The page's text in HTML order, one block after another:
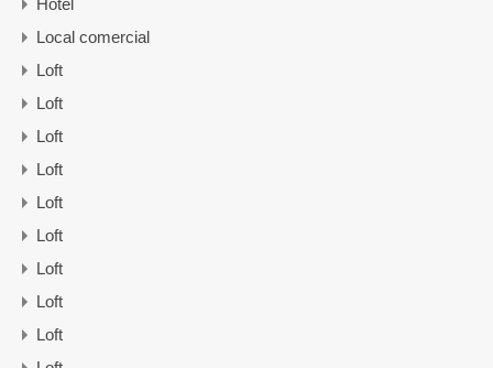
Hotel
Local comercial
Loft
Loft
Loft
Loft
Loft
Loft
Loft
Loft
Loft